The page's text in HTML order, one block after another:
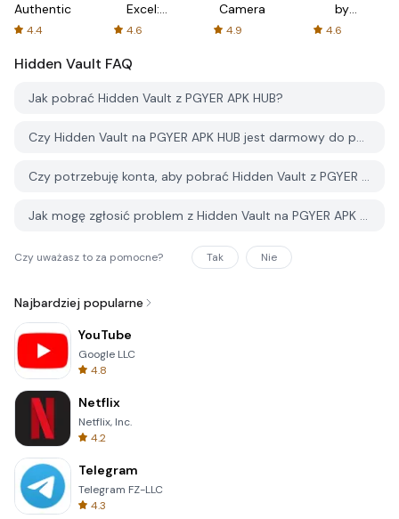
Authenticator
4.4
Excel:
Spreadsheets
4.6
Camera
4.9
by
AFTVnews
4.6
Hidden Vault FAQ
Jak pobrać Hidden Vault z PGYER APK HUB?
Czy Hidden Vault na PGYER APK HUB jest darmowy do pobrania?
Czy potrzebuję konta, aby pobrać Hidden Vault z PGYER APK HUB?
Jak mogę zgłosić problem z Hidden Vault na PGYER APK HUB?
Czy uważasz to za pomocne? Tak Nie
Najbardziej popularne
YouTube
Google LLC
4.8
Netflix
Netflix, Inc.
4.2
Telegram
Telegram FZ-LLC
4.3